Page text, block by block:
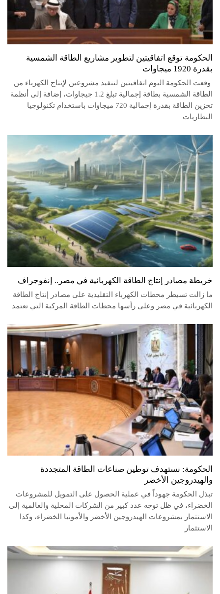
الحكومة توقع اتفاقيتين لتطوير مشاريع الطاقة الشمسية
بقدرة 1920 ميجاوات
وقعت الحكومة اليوم اتفاقيتين لتنفيذ مشروعين لإنتاج الكهرباء من
الطاقة الشمسية بطاقة إجمالية تبلغ 1.2 جيجاوات، إضافة إلى أنظمة
تخزين الطاقة بقدرة إجمالية 720 ميجاوات باستخدام تكنولوجيا
البطاريات
خريطة مصادر إنتاج الطاقة الكهربائية في مصر.. إنفوجراف
ما زالت تسيطر محطات الكهرباء التقليدية على مصادر إنتاج الطاقة
الكهربائية في مصر وعلى رأسها محطات الطاقة المركبة التي تعتمد
الحكومة: نستهدف توطين صناعات الطاقة المتجددة
والهيدروجين الأخضر
تبذل الحكومة جهوداً في عملية الحصول على التمويل للمشروعات
الخضراء، في ظل توجه عدد كبير من الشركات المحلية والعالمية إلى
الاستثمار بمشروعات الهيدروجين الأخضر والأمونيا الخضراء، وكذا
الاستثمار